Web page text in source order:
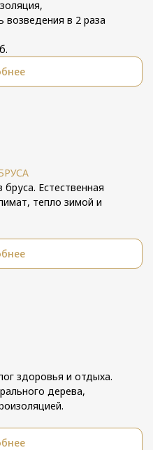
возведения в 2 раза
Естественная
тепло зимой и
здоровья и отдыха.
дерева,